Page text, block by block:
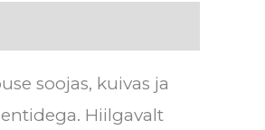
soojas, kuivas ja
Hiilgavalt